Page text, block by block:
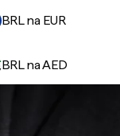
BRL na EUR
BRL na AED